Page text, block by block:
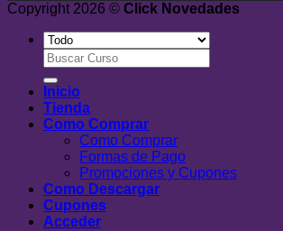
Copyright 2026 © Click Novedades
Buscar
por:
Inicio
Tienda
Como Comprar
Como Comprar
Formas de Pago
Promociones y Cupones
Como Descargar
Cupones
Acceder